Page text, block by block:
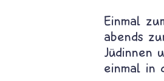
Einmal
abends
Jüdinnen
einmal in